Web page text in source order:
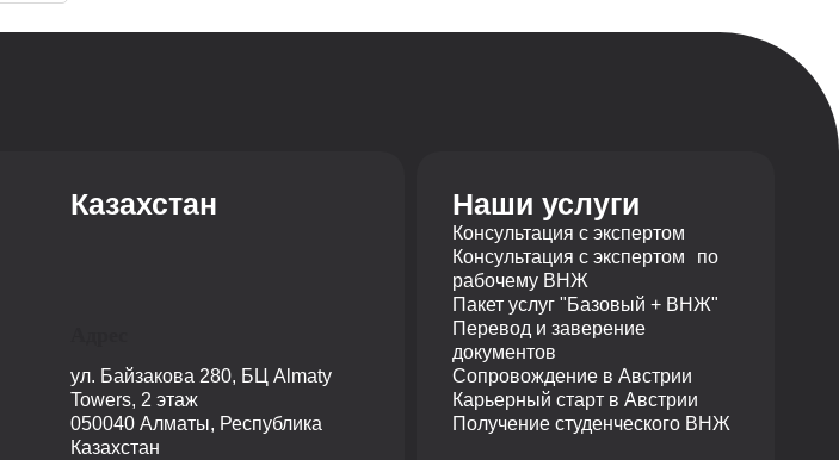
Казахстан
ул. Байзакова 280, БЦ Almaty
Towers, 2 этаж
050040 Алматы, Республика
Казахстан
Наши услуги
Консультация с экспертом
Консультация с экспертом по
рабочему ВНЖ
Пакет услуг "Базовый + ВНЖ"
Перевод и заверение
документов
Сопровождение в Австрии
Карьерный старт в Австрии
Получение студенческого ВНЖ